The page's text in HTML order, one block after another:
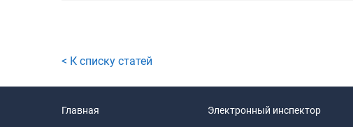
< К списку статей
Главная Электронный инспектор